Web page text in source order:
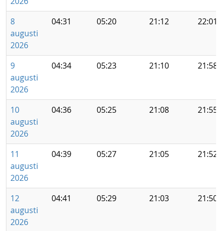
8
augusti
2026
04:31 05:20 21:12 22:01
9
augusti
2026
04:34 05:23 21:10 21:58
10
augusti
2026
04:36 05:25 21:08 21:55
11
augusti
2026
04:39 05:27 21:05 21:52
12
augusti
2026
04:41 05:29 21:03 21:50